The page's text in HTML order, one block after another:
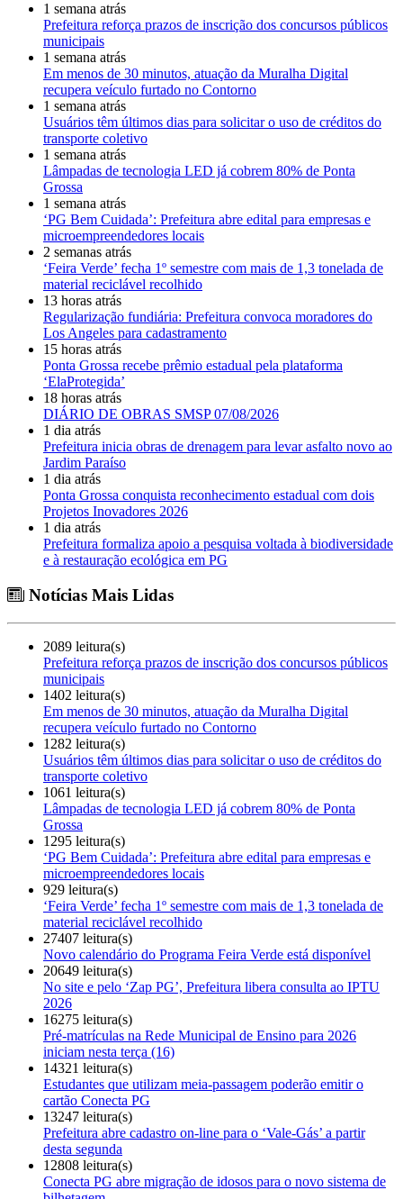
1 semana atrás
Prefeitura reforça prazos de inscrição dos concursos públicos
municipais
1 semana atrás
Em menos de 30 minutos, atuação da Muralha Digital
recupera veículo furtado no Contorno
1 semana atrás
Usuários têm últimos dias para solicitar o uso de créditos do
transporte coletivo
1 semana atrás
Lâmpadas de tecnologia LED já cobrem 80% de Ponta
Grossa
1 semana atrás
‘PG Bem Cuidada’: Prefeitura abre edital para empresas e
microempreendedores locais
2 semanas atrás
‘Feira Verde’ fecha 1º semestre com mais de 1,3 tonelada de
material reciclável recolhido
13 horas atrás
Regularização fundiária: Prefeitura convoca moradores do
Los Angeles para cadastramento
15 horas atrás
Ponta Grossa recebe prêmio estadual pela plataforma
‘ElaProtegida’
18 horas atrás
DIÁRIO DE OBRAS SMSP 07/08/2026
1 dia atrás
Prefeitura inicia obras de drenagem para levar asfalto novo ao
Jardim Paraíso
1 dia atrás
Ponta Grossa conquista reconhecimento estadual com dois
Projetos Inovadores 2026
1 dia atrás
Prefeitura formaliza apoio a pesquisa voltada à biodiversidade
e à restauração ecológica em PG
Notícias Mais Lidas
2089 leitura(s)
Prefeitura reforça prazos de inscrição dos concursos públicos
municipais
1402 leitura(s)
Em menos de 30 minutos, atuação da Muralha Digital
recupera veículo furtado no Contorno
1282 leitura(s)
Usuários têm últimos dias para solicitar o uso de créditos do
transporte coletivo
1061 leitura(s)
Lâmpadas de tecnologia LED já cobrem 80% de Ponta
Grossa
1295 leitura(s)
‘PG Bem Cuidada’: Prefeitura abre edital para empresas e
microempreendedores locais
929 leitura(s)
‘Feira Verde’ fecha 1º semestre com mais de 1,3 tonelada de
material reciclável recolhido
27407 leitura(s)
Novo calendário do Programa Feira Verde está disponível
20649 leitura(s)
No site e pelo ‘Zap PG’, Prefeitura libera consulta ao IPTU
2026
16275 leitura(s)
Pré-matrículas na Rede Municipal de Ensino para 2026
iniciam nesta terça (16)
14321 leitura(s)
Estudantes que utilizam meia-passagem poderão emitir o
cartão Conecta PG
13247 leitura(s)
Prefeitura abre cadastro on-line para o ‘Vale-Gás’ a partir
desta segunda
12808 leitura(s)
Conecta PG abre migração de idosos para o novo sistema de